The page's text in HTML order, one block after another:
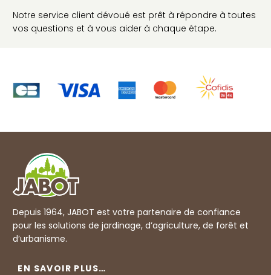
Notre service client dévoué est prêt à répondre à toutes
vos questions et à vous aider à chaque étape.
Depuis 1964, JABOT est votre partenaire de confiance
pour les solutions de jardinage, d’agriculture, de forêt et
d’urbanisme.
EN SAVOIR PLUS…